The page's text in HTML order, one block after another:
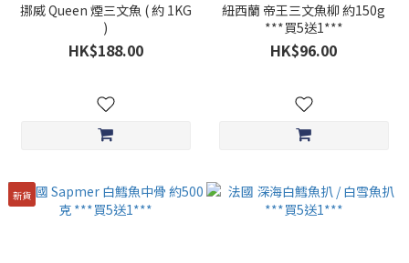
挪威 Queen 煙三文魚 ( 約 1KG
)
HK$188.00
紐西蘭 帝王三文魚柳 約150g
***買5送1***
HK$96.00
新貨